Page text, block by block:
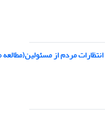
مردم از